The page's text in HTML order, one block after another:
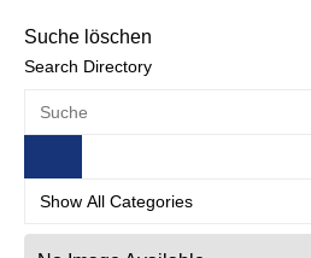
Suche löschen
Search Directory